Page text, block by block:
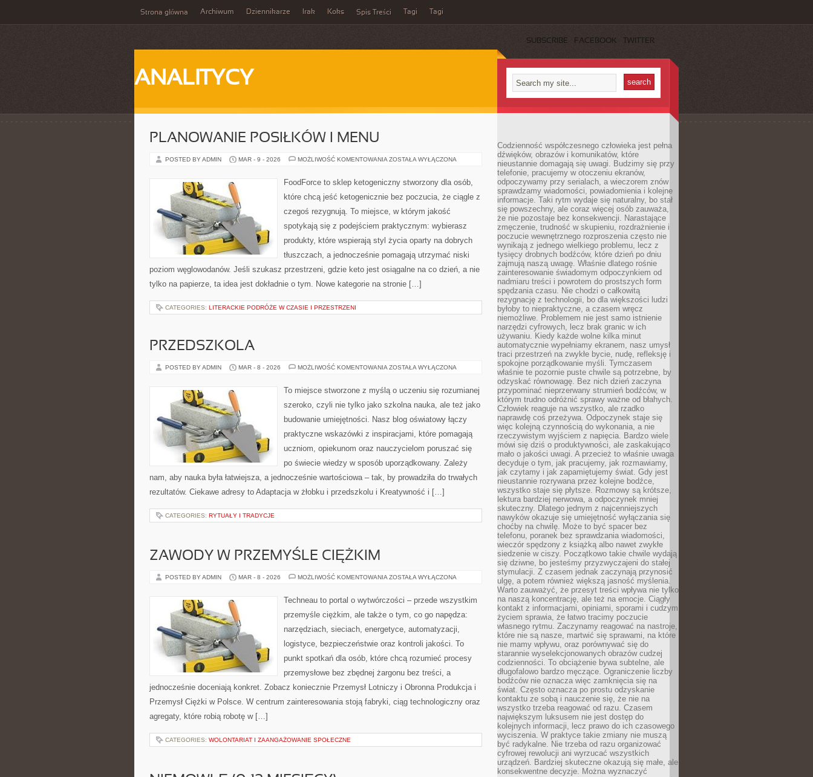
Strona główna Archiwum Dziennikarze Irak Koks Spis Treści Tagi Tagi
SUBSCRIBE FACEBOOK TWITTER
ANALITYCY
PLANOWANIE POSIŁKÓW I MENU
POSTED BY ADMIN MAR - 9 - 2026 MOŻLIWOŚĆ KOMENTOWANIA PLANOWANIE
ZOSTAŁA WYŁĄCZONA
FoodForce to sklep ketogeniczny stworzony dla osób,
które chcą jeść ketogenicznie bez poczucia, że ciągle z
czegoś rezygnują. To miejsce, w którym jakość
spotykają się z podejściem praktycznym: wybierasz
produkty, które wspierają styl życia oparty na dobrych
tłuszczach, a jednocześnie pomagają utrzymać niski
poziom węglowodanów. Jeśli szukasz przestrzeni, gdzie keto jest osiągalne na co dzień, a nie
tylko na papierze, ta idea jest dokładnie o tym. Nowe kategorie na stronie […]
CATEGORIES: LITERACKIE PODRÓŻE W CZASIE I PRZESTRZENI
PRZEDSZKOLA
POSTED BY ADMIN MAR - 8 - 2026 MOŻLIWOŚĆ KOMENTOWANIA PRZEDSZKOLA
ZOSTAŁA WYŁĄCZONA
To miejsce stworzone z myślą o uczeniu się rozumianej
szeroko, czyli nie tylko jako szkolna nauka, ale też jako
budowanie umiejętności. Nasz blog oświatowy łączy
praktyczne wskazówki z inspiracjami, które pomagają
uczniom, opiekunom oraz nauczycielom poruszać się
po świecie wiedzy w sposób uporządkowany. Zależy
nam, aby nauka była łatwiejsza, a jednocześnie wartościowa – tak, by prowadziła do trwałych
rezultatów. Ciekawe adresy to Adaptacja w żłobku i przedszkolu i Kreatywność i […]
CATEGORIES: RYTUAŁY I TRADYCJE
ZAWODY W PRZEMYŚLE CIĘŻKIM
POSTED BY ADMIN MAR - 8 - 2026 MOŻLIWOŚĆ KOMENTOWANIA ZAWODY
CIĘŻKIM
ZOSTAŁA WYŁĄCZONA
Techneau to portal o wytwórczości – przede wszystkim
przemyśle ciężkim, ale także o tym, co go napędza:
narzędziach, sieciach, energetyce, automatyzacji,
logistyce, bezpieczeństwie oraz kontroli jakości. To
punkt spotkań dla osób, które chcą rozumieć procesy
przemysłowe bez zbędnej żargonu bez treści, a
jednocześnie doceniają konkret. Zobacz koniecznie Przemysł Lotniczy i Obronna Produkcja i
Przemysł Ciężki w Polsce. W centrum zainteresowania stoją fabryki, ciąg technologiczny oraz
agregaty, które robią robotę w […]
CATEGORIES: WOLONTARIAT I ZAANGAŻOWANIE SPOŁECZNE
Codzienność współczesnego człowieka jest pełna
dźwięków, obrazów i komunikatów, które
nieustannie domagają się uwagi. Budzimy się przy
telefonie, pracujemy w otoczeniu ekranów,
odpoczywamy przy serialach, a wieczorem znów
sprawdzamy wiadomości, powiadomienia i kolejne
informacje. Taki rytm wydaje się naturalny, bo stał
się powszechny, ale coraz więcej osób zauważa,
że nie pozostaje bez konsekwencji. Narastające
zmęczenie, trudność w skupieniu, rozdrażnienie i
poczucie wewnętrznego rozproszenia często nie
wynikają z jednego wielkiego problemu, lecz z
tysięcy drobnych bodźców, które dzień po dniu
zajmują naszą uwagę. Właśnie dlatego rośnie
zainteresowanie świadomym odpoczynkiem od
nadmiaru treści i powrotem do prostszych form
spędzania czasu. Nie chodzi o całkowitą
rezygnację z technologii, bo dla większości ludzi
byłoby to niepraktyczne, a czasem wręcz
niemożliwe. Problemem nie jest samo istnienie
narzędzi cyfrowych, lecz brak granic w ich
używaniu. Kiedy każde wolne kilka minut
automatycznie wypełniamy ekranem, nasz umysł
traci przestrzeń na zwykłe bycie, nudę, refleksję i
spokojne porządkowanie myśli. Tymczasem
właśnie te pozornie puste chwile są potrzebne, by
odzyskać równowagę. Bez nich dzień zaczyna
przypominać nieprzerwany strumień bodźców, w
którym trudno odróżnić sprawy ważne od błahych.
Człowiek reaguje na wszystko, ale rzadko
naprawdę coś przeżywa. Odpoczynek staje się
więc kolejną czynnością do wykonania, a nie
rzeczywistym wyjściem z napięcia. Bardzo wiele
mówi się dziś o produktywności, ale zaskakująco
mało o jakości uwagi. A przecież to właśnie uwaga
decyduje o tym, jak pracujemy, jak rozmawiamy,
jak czytamy i jak zapamiętujemy świat. Gdy jest
nieustannie rozrywana przez kolejne bodźce,
wszystko staje się płytsze. Rozmowy są krótsze,
lektura bardziej nerwowa, a odpoczynek mniej
skuteczny. Dlatego jednym z najcenniejszych
nawyków okazuje się umiejętność wyłączania się
choćby na chwilę. Może to być spacer bez
telefonu, poranek bez sprawdzania wiadomości,
wieczór spędzony z książką albo nawet zwykłe
siedzenie w ciszy. Początkowo takie chwile wydają
się dziwne, bo jesteśmy przyzwyczajeni do stałej
stymulacji. Z czasem jednak zaczynają przynosić
ulgę, a potem również większą jasność myślenia.
Warto zauważyć, że przesyt treści wpływa nie tylko
na naszą koncentrację, ale też na emocje. Ciągły
kontakt z informacjami, opiniami, sporami i cudzym
życiem sprawia, że łatwo tracimy poczucie
własnego rytmu. Zaczynamy reagować na nastroje,
które nie są nasze, martwić się sprawami, na które
nie mamy wpływu, oraz porównywać się do
starannie wyselekcjonowanych obrazów cudzej
codzienności. To obciążenie bywa subtelne, ale
długofalowo bardzo męczące. Ograniczenie liczby
bodźców nie oznacza więc zamknięcia się na
świat. Często oznacza po prostu odzyskanie
kontaktu ze sobą i nauczenie się, że nie na
wszystko trzeba reagować od razu. Czasem
największym luksusem nie jest dostęp do
kolejnych informacji, lecz prawo do ich czasowego
wyciszenia. W praktyce takie zmiany nie muszą
być radykalne. Nie trzeba od razu organizować
cyfrowej rewolucji ani wyrzucać wszystkich
urządzeń. Bardziej skuteczne okazują się małe, ale
konsekwentne decyzje. Można wyznaczyć